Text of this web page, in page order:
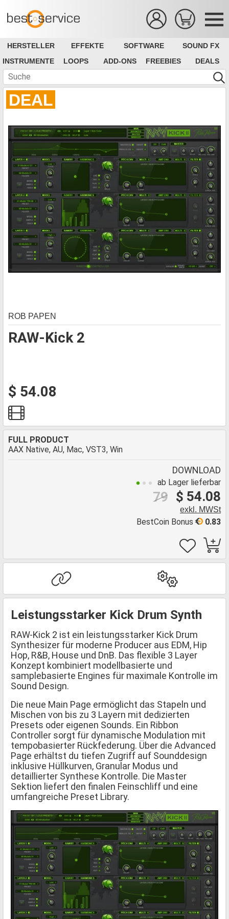
HERSTELLER EFFEKTE SOFTWARE
SOUND FX
INSTRUMENTE
LOOPS ADD-ONS FREEBIES DEALS
DEAL
RAW-Kick 2
ROB PAPEN
$ 54.08
FULL PRODUCT
AAX Native, AU, Mac, VST3, Win
DOWNLOAD
ab Lager lieferbar
$ 54.08
79
exkl. MWSt
0.83
BestCoin Bonus
Leistungsstarker Kick Drum Synth
RAW-Kick 2 ist ein leistungsstarker Kick Drum
Synthesizer für moderne Producer aus EDM, Hip
Hop, R&B, House und DnB. Das flexible 3 Layer
Konzept kombiniert modellbasierte und
samplebasierte Engines für maximale Kontrolle im
Sound Design.
Die neue Main Page ermöglicht das Stapeln und
Mischen von bis zu 3 Layern mit dedizierten
Presets oder eigenen Sounds. Ein Ribbon
Controller sorgt für dynamische Modulation mit
tempobasierter Rückfederung. Über die Advanced
Page erhältst du tiefen Zugriff auf Sounddesign
inklusive Hüllkurven, Granular Modus und
detaillierter Synthese Kontrolle. Die Master
Sektion liefert den finalen Feinschliff und eine
umfangreiche Preset Library.